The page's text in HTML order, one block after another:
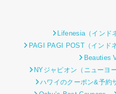
Lifenesia（インド
PAGI PAGI POST（インド
Beauties
NYジャピオン（ニューヨ
ハワイのクーポン&予約